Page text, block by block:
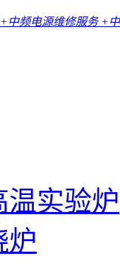
+中频电源维修服务 +
温实验炉
炉